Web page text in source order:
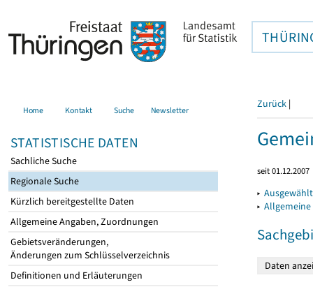
Home Kontakt Suche Newsletter
STATISTISCHE DATEN
Sachliche Suche
Regionale Suche
Kürzlich bereitgestellte Daten
Allgemeine Angaben, Zuordnungen
Gebietsveränderungen,
Änderungen zum Schlüsselverzeichnis
Definitionen und Erläuterungen
Zurück |
seit 01.12.2007
▸
▸